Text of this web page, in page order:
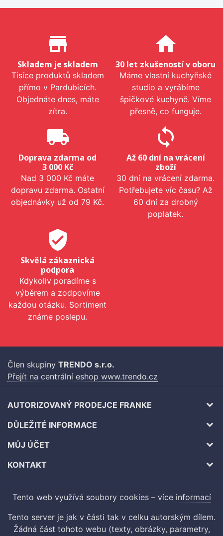
Proč nakupovat u nás?
store_mall_directory
Skladem je skladem
Tisíce produktů skladem
přímo v Pardubicích.
Objednáte dnes, máte
zítra.
home
30 let zkušeností v oboru
Máme vlastní kuchyňské
studio a vyrábíme
špičkové kuchyně. Víme
přesně, co funguje.
local_shipping
Doprava zdarma od
3 000 Kč
Nad 3 000 Kč máte
dopravu zdarma. Ostatní
objednávky už od 79 Kč.
sync
Až 60 dní na vrácení
zboží
30 dní na vrácení zdarma.
Potřebujete víc času? Až
60 dní za drobný
poplatek.
verified_user
Skvělá zákaznická
podpora
Kdykoliv poradíme s
výběrem a zodpovíme
každou otázku. Sortiment
známe poslepu.
Člen skupiny TRENDO s.r.o.
Přejít na centrální eshop www.trendo.cz
AUTORIZOVANÝ PRODEJCE FRANKE
DŮLEŽITÉ INFORMACE
MŮJ ÚČET
KONTAKT
Tento web využívá soubory cookies – více informací
Tento server je jak v části tak v celku autorským dílem.
Žádná část tohoto webu (texty, obrázky, parametry,